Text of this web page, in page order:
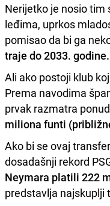
Nerijetko je nosio tim
leđima, uprkos
pomisao da bi ga
traje do 2033. godine.
Ali ako postoji klub
Prema navodima
prvak razmatra
miliona funti
Ako bi se ovaj
dosadašnji rekord
Neymara platili 222
predstavlja najskuplji